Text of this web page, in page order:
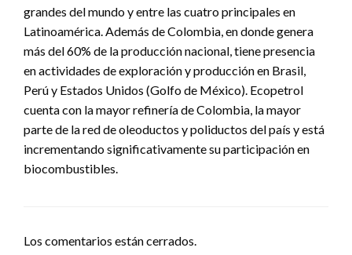
grandes del mundo y entre las cuatro principales en
Latinoamérica. Además de Colombia, en donde genera
más del 60% de la producción nacional, tiene presencia
en actividades de exploración y producción en Brasil,
Perú y Estados Unidos (Golfo de México). Ecopetrol
cuenta con la mayor refinería de Colombia, la mayor
parte de la red de oleoductos y poliductos del país y está
incrementando significativamente su participación en
biocombustibles.
Los comentarios están cerrados.